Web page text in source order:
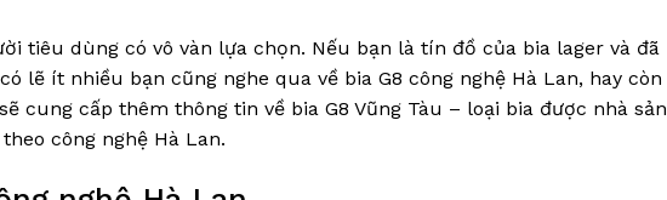
tiêu dùng có vô vàn lựa chọn. Nếu bạn là tín đồ của bia lager và đã
lẽ ít nhiều bạn cũng nghe qua về bia G8 công nghệ Hà Lan, hay còn
cung cấp thêm thông tin về bia G8 Vũng Tàu – loại bia được nhà sản
công nghệ Hà Lan.